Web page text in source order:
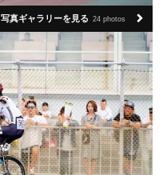
写真ギャラリーを見る 24 photos